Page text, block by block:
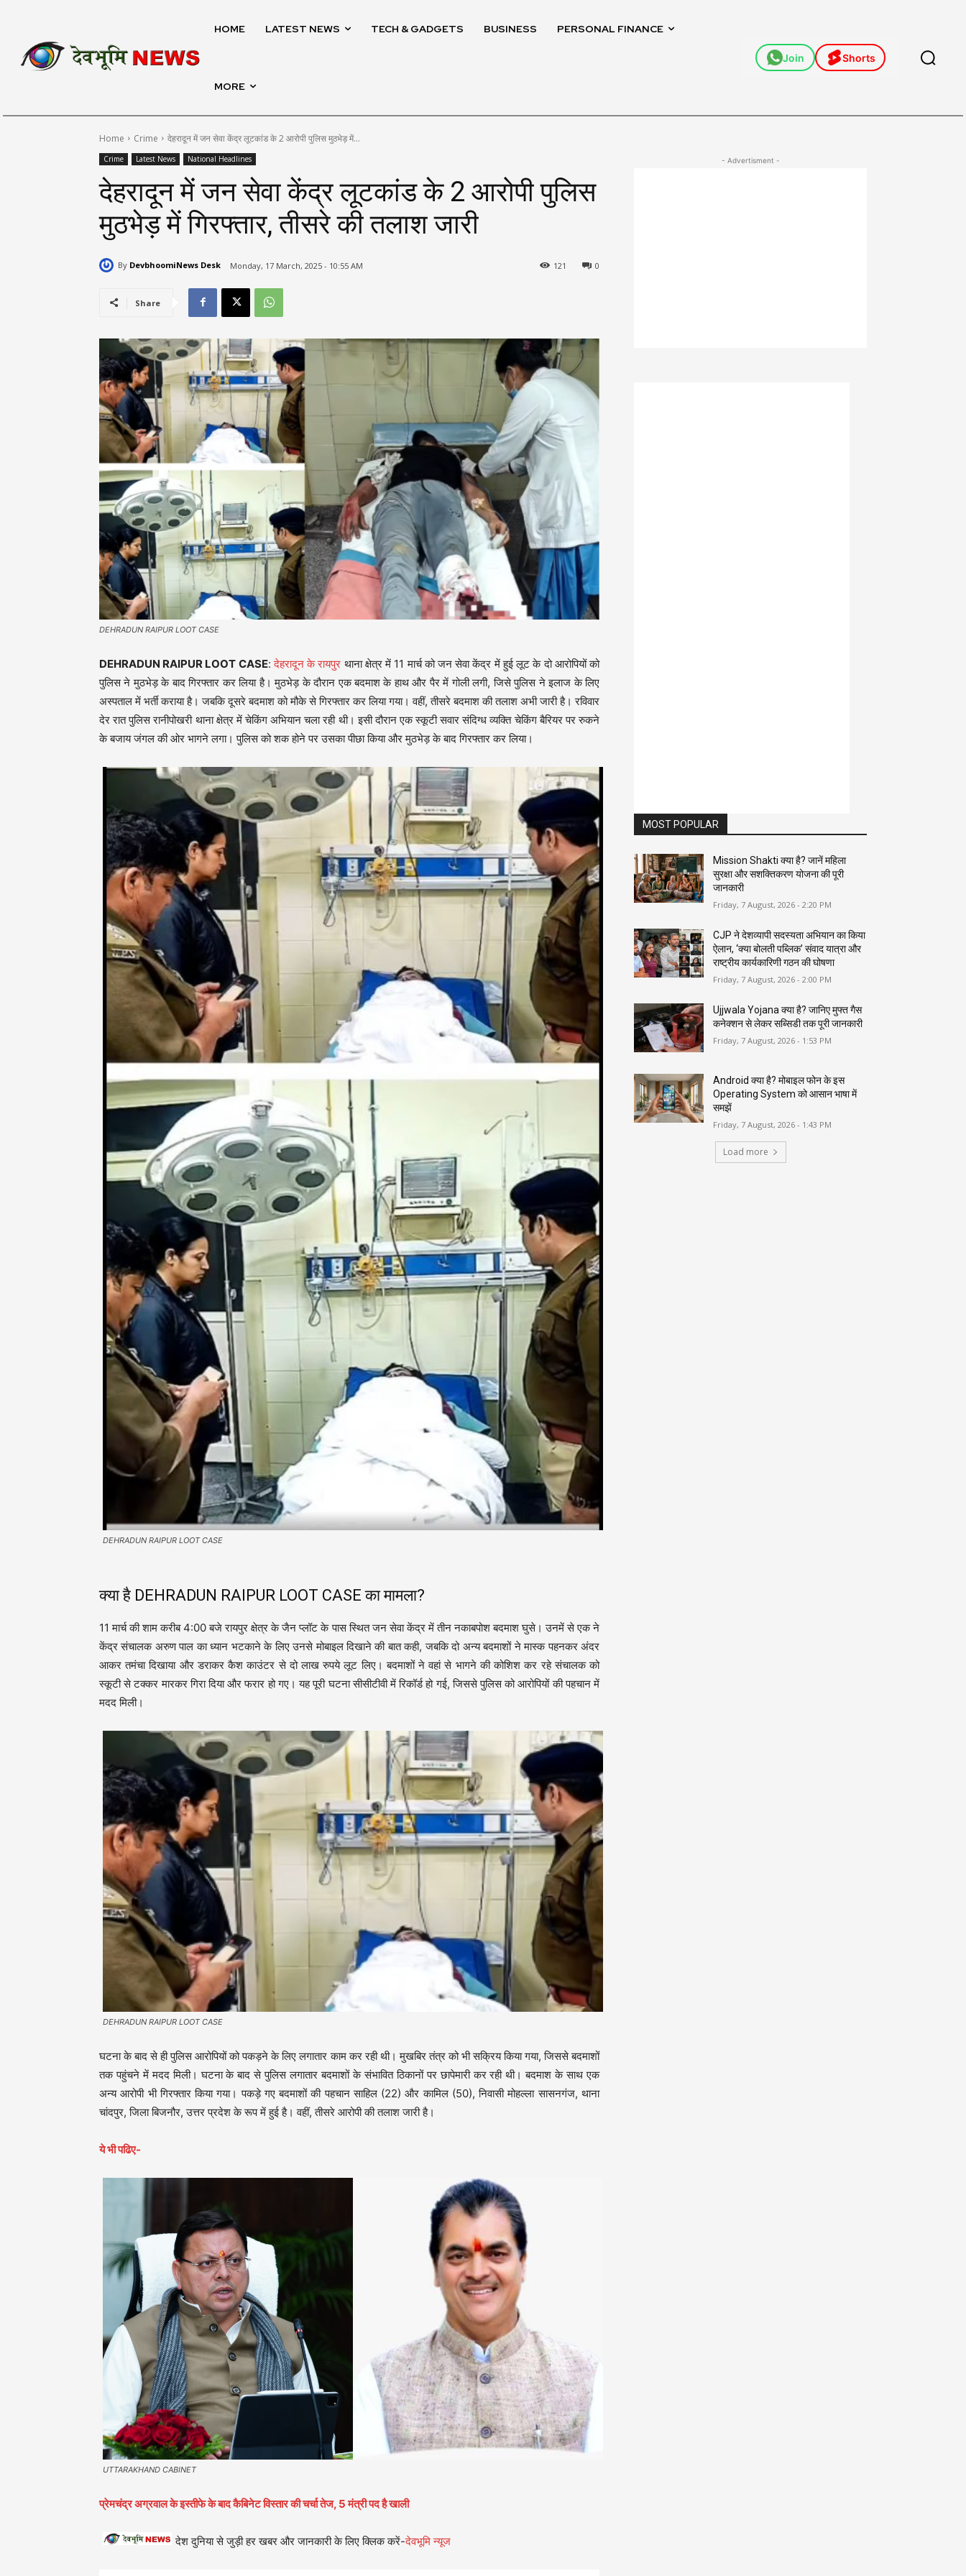
HOME LATEST NEWS TECH & GADGETS BUSINESS PERSONAL FINANCE
MORE
Join Shorts
Home Crime देहरादून में जन सेवा केंद्र लूटकांड के 2 आरोपी पुलिस मुठभेड़ में...
Crime Latest News National Headlines
देहरादून में जन सेवा केंद्र लूटकांड के 2 आरोपी पुलिस
मुठभेड़ में गिरफ्तार, तीसरे की तलाश जारी
By DevbhoomiNews Desk Monday, 17 March, 2025 - 10:55 AM 0
121
Share
DEHRADUN RAIPUR LOOT CASE
DEHRADUN RAIPUR LOOT CASE:देहरादून के रायपुर थाना क्षेत्र में 11 मार्च को जन सेवा केंद्र में हुई लूट के दो आरोपियों को
पुलिस ने मुठभेड़ के बाद गिरफ्तार कर लिया है। मुठभेड़ के दौरान एक बदमाश के हाथ और पैर में गोली लगी, जिसे पुलिस ने इलाज के लिए
अस्पताल में भर्ती कराया है। जबकि दूसरे बदमाश को मौके से गिरफ्तार कर लिया गया। वहीं, तीसरे बदमाश की तलाश अभी जारी है। रविवार
देर रात पुलिस रानीपोखरी थाना क्षेत्र में चेकिंग अभियान चला रही थी। इसी दौरान एक स्कूटी सवार संदिग्ध व्यक्ति चेकिंग बैरियर पर रुकने
के बजाय जंगल की ओर भागने लगा। पुलिस को शक होने पर उसका पीछा किया और मुठभेड़ के बाद गिरफ्तार कर लिया।
DEHRADUN RAIPUR LOOT CASE
क्या है DEHRADUN RAIPUR LOOT CASE का मामला?
11 मार्च की शाम करीब 4:00 बजे रायपुर क्षेत्र के जैन प्लॉट के पास स्थित जन सेवा केंद्र में तीन नकाबपोश बदमाश घुसे। उनमें से एक ने
केंद्र संचालक अरुण पाल का ध्यान भटकाने के लिए उनसे मोबाइल दिखाने की बात कही, जबकि दो अन्य बदमाशों ने मास्क पहनकर अंदर
आकर तमंचा दिखाया और डराकर कैश काउंटर से दो लाख रुपये लूट लिए। बदमाशों ने वहां से भागने की कोशिश कर रहे संचालक को
स्कूटी से टक्कर मारकर गिरा दिया और फरार हो गए। यह पूरी घटना सीसीटीवी में रिकॉर्ड हो गई, जिससे पुलिस को आरोपियों की पहचान में
मदद मिली।
DEHRADUN RAIPUR LOOT CASE
घटना के बाद से ही पुलिस आरोपियों को पकड़ने के लिए लगातार काम कर रही थी। मुखबिर तंत्र को भी सक्रिय किया गया, जिससे बदमाशों
तक पहुंचने में मदद मिली। घटना के बाद से पुलिस लगातार बदमाशों के संभावित ठिकानों पर छापेमारी कर रही थी। बदमाश के साथ एक
अन्य आरोपी भी गिरफ्तार किया गया। पकड़े गए बदमाशों की पहचान साहिल (22) और कामिल (50), निवासी मोहल्ला सासनगंज, थाना
चांदपुर, जिला बिजनौर, उत्तर प्रदेश के रूप में हुई है। वहीं, तीसरे आरोपी की तलाश जारी है।
ये भी पढिए-
UTTARAKHAND CABINET
प्रेमचंद्र अग्रवाल के इस्तीफे के बाद कैबिनेट विस्तार की चर्चा तेज, 5 मंत्री पद है खाली
देश दुनिया से जुड़ी हर खबर और जानकारी के लिए क्लिक करें-देवभूमि न्यूज
- Advertisment -
MOST POPULAR
Mission Shakti क्या है? जानें महिला
सुरक्षा और सशक्तिकरण योजना की पूरी
जानकारी
Friday, 7 August, 2026 - 2:20 PM
CJP ने देशव्यापी सदस्यता अभियान का किया
ऐलान, ‘क्या बोलती पब्लिक’ संवाद यात्रा और
राष्ट्रीय कार्यकारिणी गठन की घोषणा
Friday, 7 August, 2026 - 2:00 PM
Ujjwala Yojana क्या है? जानिए मुफ्त गैस
कनेक्शन से लेकर सब्सिडी तक पूरी जानकारी
Friday, 7 August, 2026 - 1:53 PM
Android क्या है? मोबाइल फोन के इस
Operating System को आसान भाषा में
समझें
Friday, 7 August, 2026 - 1:43 PM
Load more